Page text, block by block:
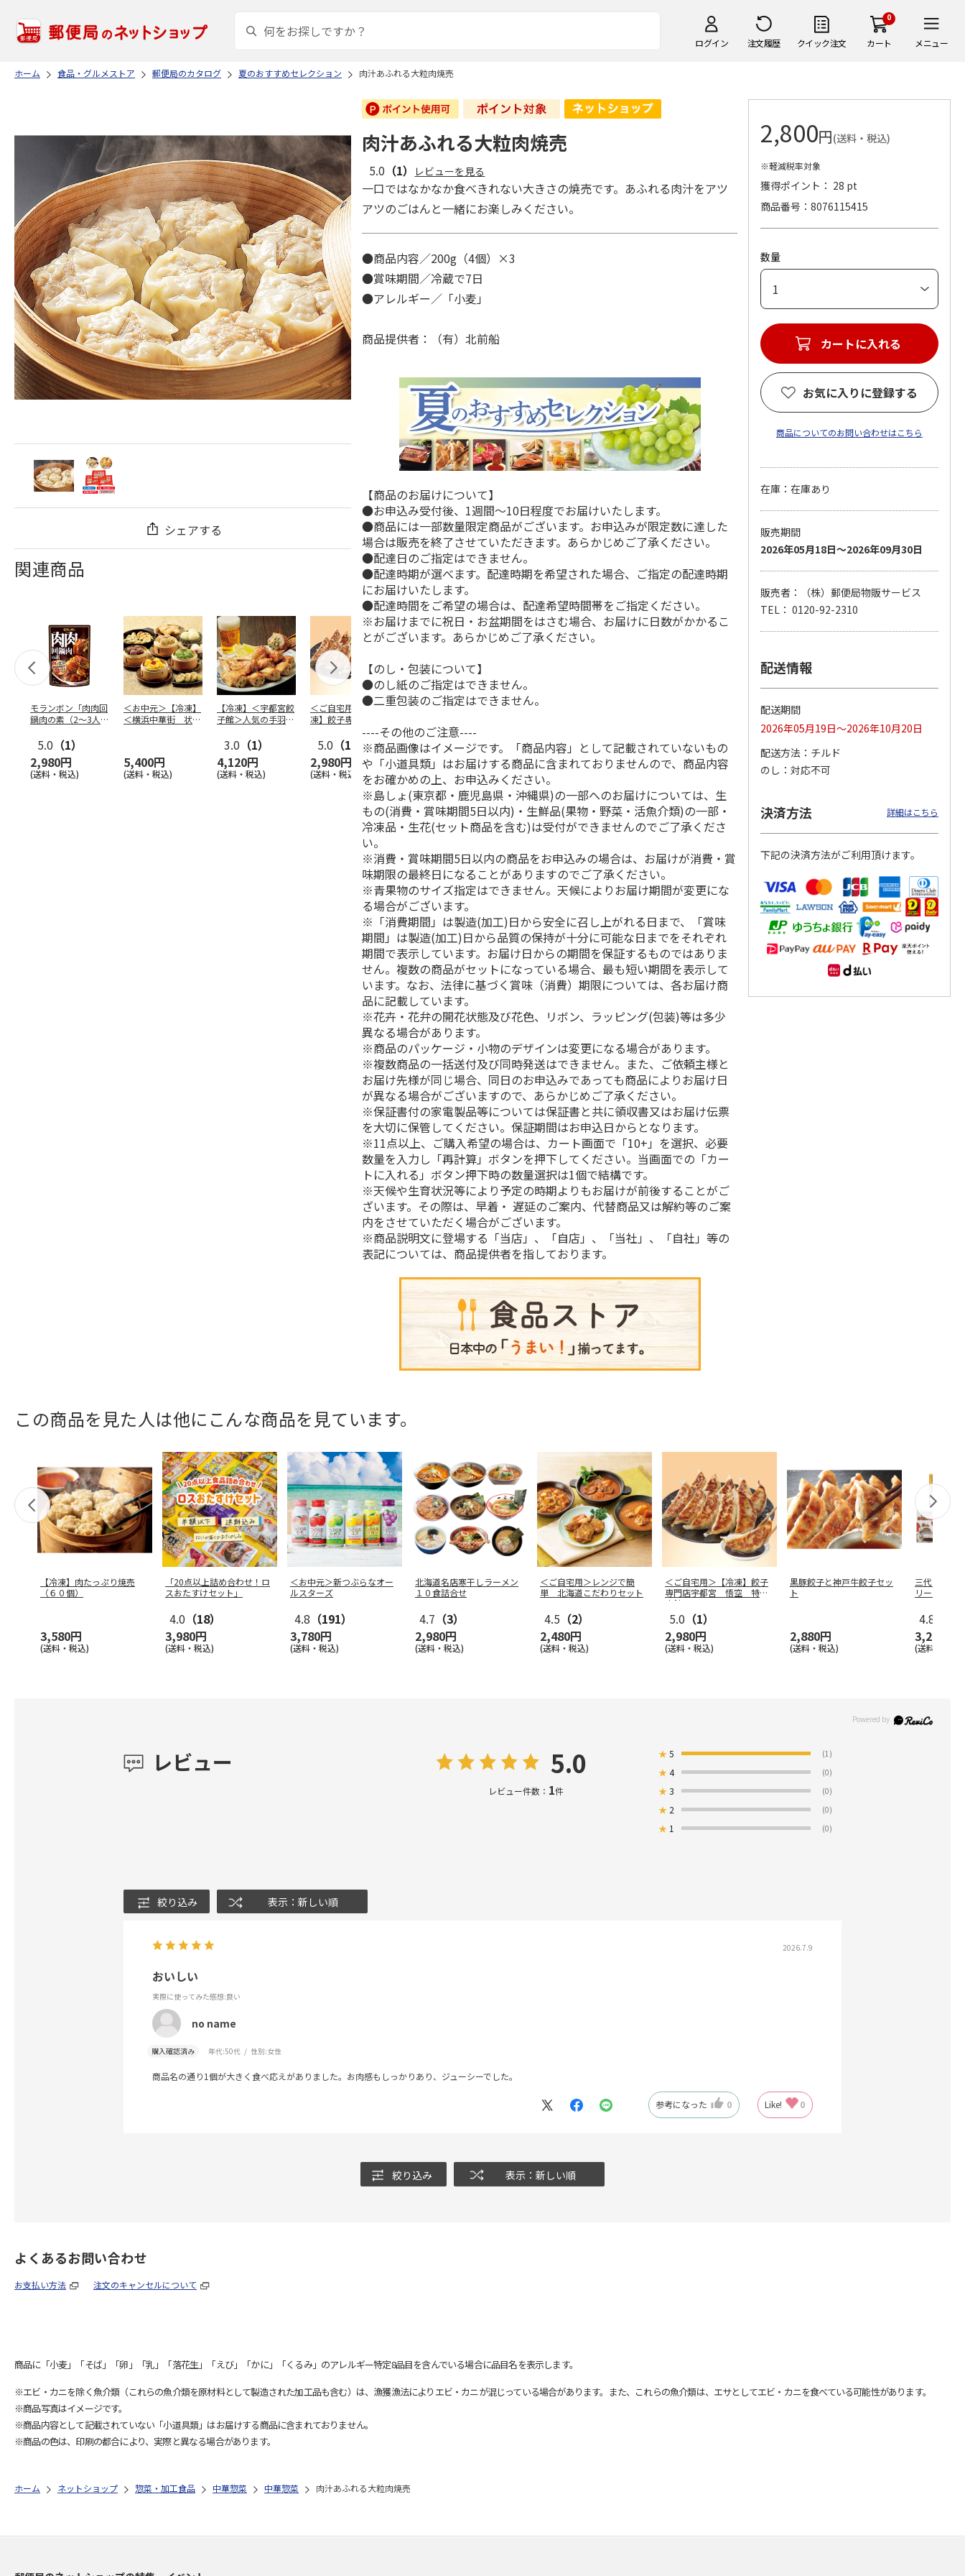
ログイン 注文履歴 クイック注文
0
カート メニュー
ホーム 食品・グルメストア 郵便局のカタログ 夏のおすすめセレクション 肉汁あふれる大粒肉焼売
シェアする
関連商品
モランボン「肉肉回
鍋肉の素（2～3人
5.0 （1）
2,980円
(送料・税込)
＜お中元＞【冷凍】
＜横浜中華街 状元
5,400円
(送料・税込)
【冷凍】＜宇都宮餃
子館＞人気の手羽餃
3.0 （1）
4,120円
(送料・税込)
＜ご自宅用＞【冷
凍】餃子専門店宇都
宮 悟空 特製肉餃
5.0 （1）
2,980円
(送料・税込)
【冷凍】≪小樽海洋
海鮮おこわ
5.0（1）
6,912円
(送料・税込)
＜お中元＞横浜中華
5.0（1）
3,180円
(送料・税込)
3,900円
＜お中元＞宇都宮餃
3,550円
(送料・税込)
【冷凍】もちもち皮
４袋
4,860円
(送料・税込)
肉汁あふれる大粒肉焼売
5.0 （1） レビューを見る
一口ではなかなか食べきれない大きさの焼売です。あふれる肉汁をアツ
アツのごはんと一緒にお楽しみください。
●商品内容／200g（4個）×3
●賞味期間／冷蔵で7日
●アレルギー／「小麦」
商品提供者：（有）北前船
【商品のお届けについて】
●お申込み受付後、1週間～10日程度でお届けいたします。
●商品には一部数量限定商品がございます。お申込みが限定数に達した
場合は販売を終了させていただきます。あらかじめご了承ください。
●配達日のご指定はできません。
●配達時期が選べます。配達時期を希望された場合、ご指定の配達時期
にお届けいたします。
●配達時間をご希望の場合は、配達希望時間帯をご指定ください。
※お届けまでに祝日・お盆期間をはさむ場合、お届けに日数がかかるこ
とがございます。あらかじめご了承ください。
【のし・包装について】
●のし紙のご指定はできません。
●二重包装のご指定はできません。
----その他のご注意----
※商品画像はイメージです。「商品内容」として記載されていないもの
や「小道具類」はお届けする商品に含まれておりませんので、商品内容
をお確かめの上、お申込みください。
※島しょ(東京都・鹿児島県・沖縄県)の一部へのお届けについては、生
もの(消費・賞味期間5日以内)・生鮮品(果物・野菜・活魚介類)の一部・
冷凍品・生花(セット商品を含む)は受付ができませんのでご了承くださ
い。
※消費・賞味期間5日以内の商品をお申込みの場合は、お届けが消費・賞
味期限の最終日になることがありますのでご了承ください。
※青果物のサイズ指定はできません。天候によりお届け期間が変更にな
る場合がございます。
※「消費期間」は製造(加工)日から安全に召し上がれる日まで、「賞味
期間」は製造(加工)日から品質の保持が十分に可能な日までをそれぞれ
期間で表示しています。お届け日からの期間を保証するものではありま
せん。複数の商品がセットになっている場合、最も短い期間を表示して
います。なお、法律に基づく賞味（消費）期限については、各お届け商
品に記載しています。
※花卉・花弁の開花状態及び花色、リボン、ラッピング(包装)等は多少
異なる場合があります。
※商品のパッケージ・小物のデザインは変更になる場合があります。
※複数商品の一括送付及び同時発送はできません。また、ご依頼主様と
お届け先様が同じ場合、同日のお申込みであっても商品によりお届け日
が異なる場合がございますので、あらかじめご了承ください。
※保証書付の家電製品等については保証書と共に領収書又はお届け伝票
を大切に保管してください。保証期間はお申込日からとなります。
※11点以上、ご購入希望の場合は、カート画面で「10+」を選択、必要
数量を入力し「再計算」ボタンを押下してください。当画面での「カー
トに入れる」ボタン押下時の数量選択は1個で結構です。
※天候や生育状況等により予定の時期よりもお届けが前後することがご
ざいます。その際は、早着・ 遅延のご案内、代替商品又は解約等のご案
内をさせていただく場合がございます。
※商品説明文に登場する「当店」、「自店」、「当社」、「自社」等の
表記については、商品提供者を指しております。
2,800円(送料・税込)
※軽減税率対象
獲得ポイント： 28 pt
商品番号
8076115415
数量
カートに入れる
お気に入りに登録する
商品についてのお問い合わせはこちら
在庫：在庫あり
販売期間
2026年05月18日～2026年09月30日
販売者：（株）郵便局物販サービス
TEL： 0120-92-2310
配送情報
配送期間
2026年05月19日～2026年10月20日
配送方法
チルド
のし
対応不可
決済方法 詳細はこちら
下記の決済方法がご利用頂けます。
この商品を見た人は他にこんな商品を見ています。
【冷凍】肉たっぷり焼売
（６０個）
3,580円
(送料・税込)
「20点以上詰め合わせ！ロ
スおたすけセット」
4.0 （18）
3,980円
(送料・税込)
＜お中元＞新つぶらなオー
ルスターズ
4.8 （191）
3,780円
(送料・税込)
北海道名店寒干しラーメン
１０食詰合せ
4.7 （3）
2,980円
(送料・税込)
＜ご自宅用＞レンジで簡
単 北海道こだわりセット
4.5 （2）
2,480円
(送料・税込)
＜ご自宅用＞【冷凍】餃子
専門店宇都宮 悟空 特製
肉餃子
5.0 （1）
2,980円
(送料・税込)
黒豚餃子と神戸牛餃子セッ
ト
2,880円
(送料・税込)
三代目たい
リートセッ
4.8
3,210円
(送料・税込)
レビュー 5.0
レビュー件数： 1件
★5 (1)
★4 (0)
★3 (0)
★ 2 (0)
★ 1 (0)
絞り込み 表示：新しい順
2026.7.9
おいしい
実際に使ってみた感想:良い
no name
購入確認済み 年代:50代 性別:女性
商品名の通り1個が大きく食べ応えがありました。お肉感もしっかりあり、ジューシーでした。
参考になった 0 Like! 0
絞り込み 表示：新しい順
よくあるお問い合わせ
お支払い方法 注文のキャンセルについて
商品に「小麦」「そば」「卵」「乳」「落花生」「えび」「かに」「くるみ」のアレルギー特定8品目を含んでいる場合に品目名を表示します。
※エビ・カニを除く魚介類（これらの魚介類を原材料として製造された加工品も含む）は、漁獲漁法によりエビ・カニが混じっている場合があります。また、これらの魚介類は、エサとしてエビ・カニを食べている可能性があります。
※商品写真はイメージです。
※商品内容として記載されていない「小道具類」はお届けする商品に含まれておりません。
※商品の色は、印刷の都合により、実際と異なる場合があります。
ホーム ネットショップ 惣菜・加工食品 中華惣菜 中華惣菜 肉汁あふれる大粒肉焼売